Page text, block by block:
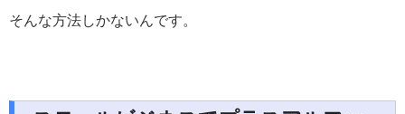
そんな方法しかないんです。